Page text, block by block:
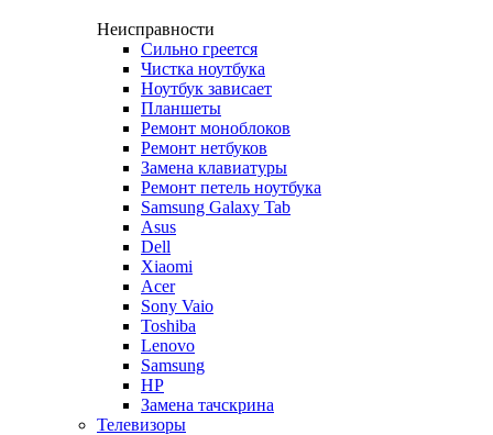
Неисправности
Сильно греется
Чистка ноутбука
Ноутбук зависает
Планшеты
Ремонт моноблоков
Ремонт нетбуков
Замена клавиатуры
Ремонт петель ноутбука
Samsung Galaxy Tab
Asus
Dell
Xiaomi
Acer
Sony Vaio
Toshiba
Lenovo
Samsung
HP
Замена тачскрина
Телевизоры